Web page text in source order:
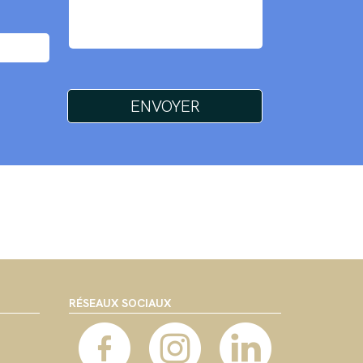
RÉSEAUX SOCIAUX